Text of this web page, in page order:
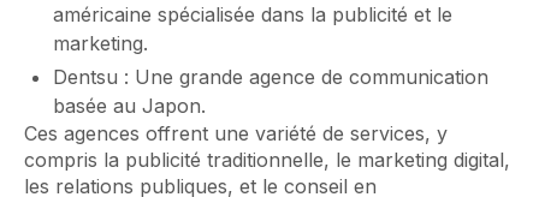
américaine spécialisée dans la publicité et le
marketing.
Dentsu : Une grande agence de communication
basée au Japon.
Ces agences offrent une variété de services, y
compris la publicité traditionnelle, le marketing digital,
les relations publiques, et le conseil en